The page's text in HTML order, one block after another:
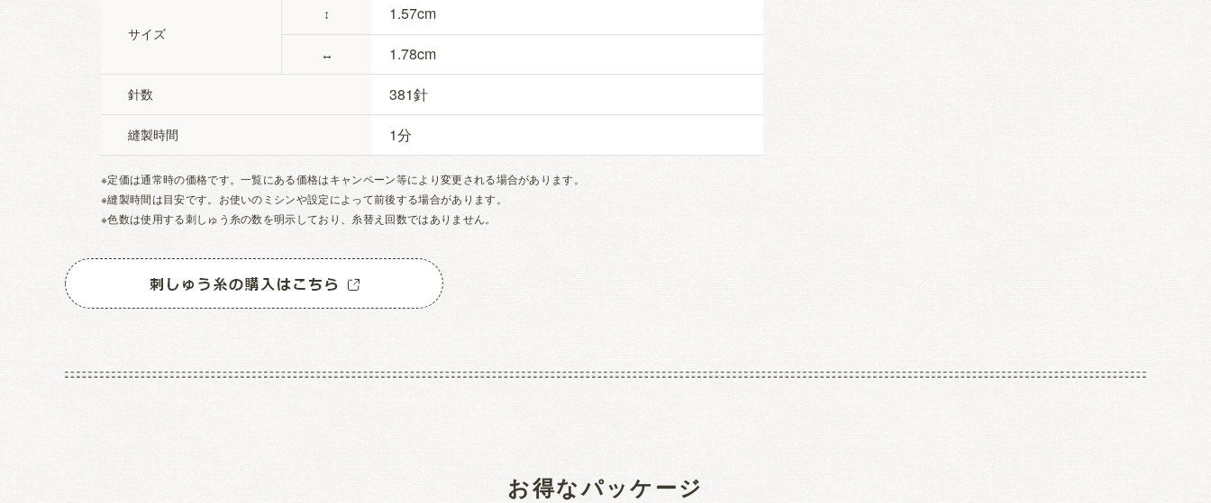
サイズ
↕
↔
1.57
1.78
針数 381
縫製時間 1
※定価は通常時の価格です。一覧にある価格はキャンペーン等により変更される場合があります。
※縫製時間は目安です。お使いのミシンや設定によって前後する場合があります。
※色数は使用する刺しゅう糸の数を明示しており、糸替え回数ではありません。
お得なパッケージ